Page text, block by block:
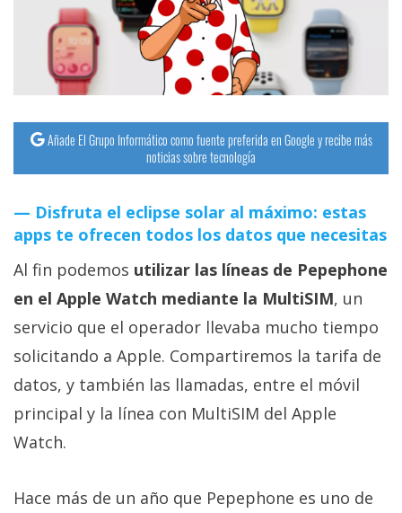
Operadores
Trucos
y
Tutoriales
Sistemas
operativos
Profesional
+
Más
temas
Añade El Grupo Informático como fuente preferida en Google y recibe más
noticias sobre tecnología
Disfruta el eclipse solar al máximo: estas
apps te ofrecen todos los datos que necesitas
Al fin podemos utilizar las líneas de Pepephone
en el Apple Watch mediante la MultiSIM, un
servicio que el operador llevaba mucho tiempo
solicitando a Apple. Compartiremos la tarifa de
datos, y también las llamadas, entre el móvil
principal y la línea con MultiSIM del Apple
Watch.
Hace más de un año que Pepephone es uno de